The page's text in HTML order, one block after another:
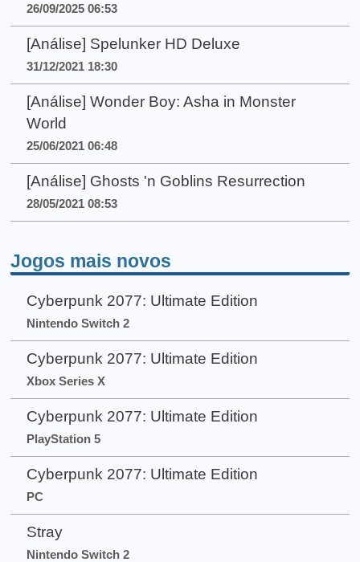
26/09/2025 06:53
[Análise] Spelunker HD Deluxe
31/12/2021 18:30
[Análise] Wonder Boy: Asha in Monster
World
25/06/2021 06:48
[Análise] Ghosts 'n Goblins Resurrection
28/05/2021 08:53
Jogos mais novos
Cyberpunk 2077: Ultimate Edition
Nintendo Switch 2
Cyberpunk 2077: Ultimate Edition
Xbox Series X
Cyberpunk 2077: Ultimate Edition
PlayStation 5
Cyberpunk 2077: Ultimate Edition
PC
Stray
Nintendo Switch 2